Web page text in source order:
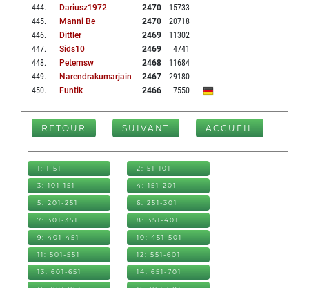
444. Dariusz1972 2470
15733
445. Manni Be 2470
20718
446. Dittler 2469
11302
447. Sids10 2469
4741
448. Peternsw 2468
11684
449. Narendrakumarjain 2467
29180
450. Funtik 2466 7550
RETOUR SUIVANT ACCUEIL
1: 1-51 2: 51-101
3: 101-151 4: 151-201
5: 201-251 6: 251-301
7: 301-351 8: 351-401
9: 401-451 10: 451-501
11: 501-551 12: 551-601
13: 601-651 14: 651-701